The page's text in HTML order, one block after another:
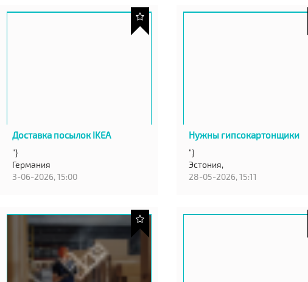
Доставка посылок IKEA
"}
Германия
3-06-2026, 15:00
Нужны гипсокартонщики
"}
Эстония,
28-05-2026, 15:11